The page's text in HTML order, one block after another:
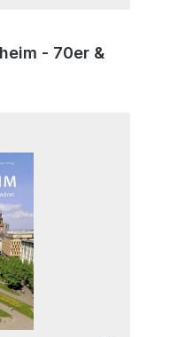
- 70er &